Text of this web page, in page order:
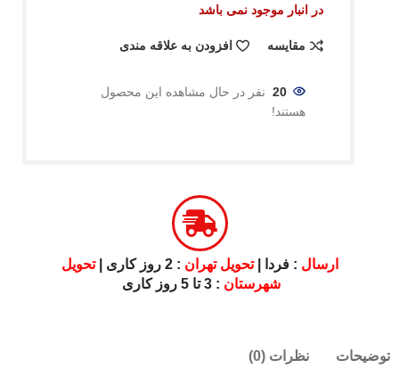
در انبار موجود نمی باشد
مقایسه افزودن به علاقه مندی
20 نفر در حال مشاهده این محصول
هستند!
ارسال : فردا |تحویل تهران : 2 روز کاری |
تحویل
شهرستان : 3 تا 5 روز کاری
توضیحات نظرات (0)